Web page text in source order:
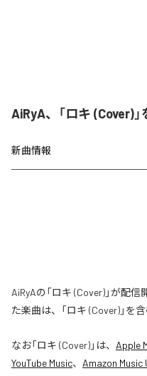
AiRyA、「ロキ (Cover)
新曲情報
AiRyAの「ロキ (Cover)」が配
た楽曲は、「ロキ (Cover)」を
なお「ロキ (Cover)」は、 Apple
YouTube Music、 Amazon Music